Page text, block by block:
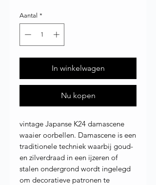
Aantal *
In winkelwagen
Nu kopen
vintage Japanse K24 damascene
waaier oorbellen. Damascene is een
traditionele techniek waarbij goud-
en zilverdraad in een ijzeren of
stalen ondergrond wordt ingelegd
om decoratieve patronen te